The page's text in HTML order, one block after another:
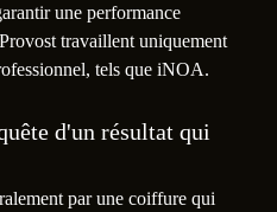
une performance
travaillent uniquement
tels que iNOA.
d'un résultat qui
par une coiffure qui